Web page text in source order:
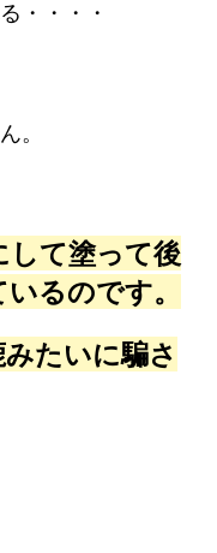
・・・・
。
して塗って後
るのです。
たいに騙さ